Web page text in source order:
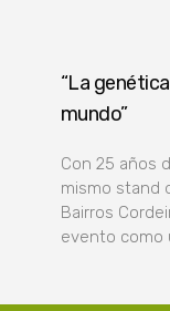
“La
mundo”
Con 25 años
mismo stand
Bairros
evento como